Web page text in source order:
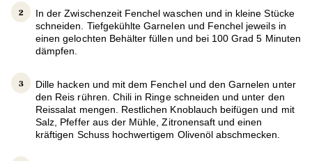
In der Zwischenzeit Fenchel waschen und in kleine Stücke
schneiden. Tiefgekühlte Garnelen und Fenchel jeweils in
einen gelochten Behälter füllen und bei 100 Grad 5 Minuten
dämpfen.
Dille hacken und mit dem Fenchel und den Garnelen unter
den Reis rühren. Chili in Ringe schneiden und unter den
Reissalat mengen. Restlichen Knoblauch beifügen und mit
Salz, Pfeffer aus der Mühle, Zitronensaft und einen
kräftigen Schuss hochwertigem Olivenöl abschmecken.